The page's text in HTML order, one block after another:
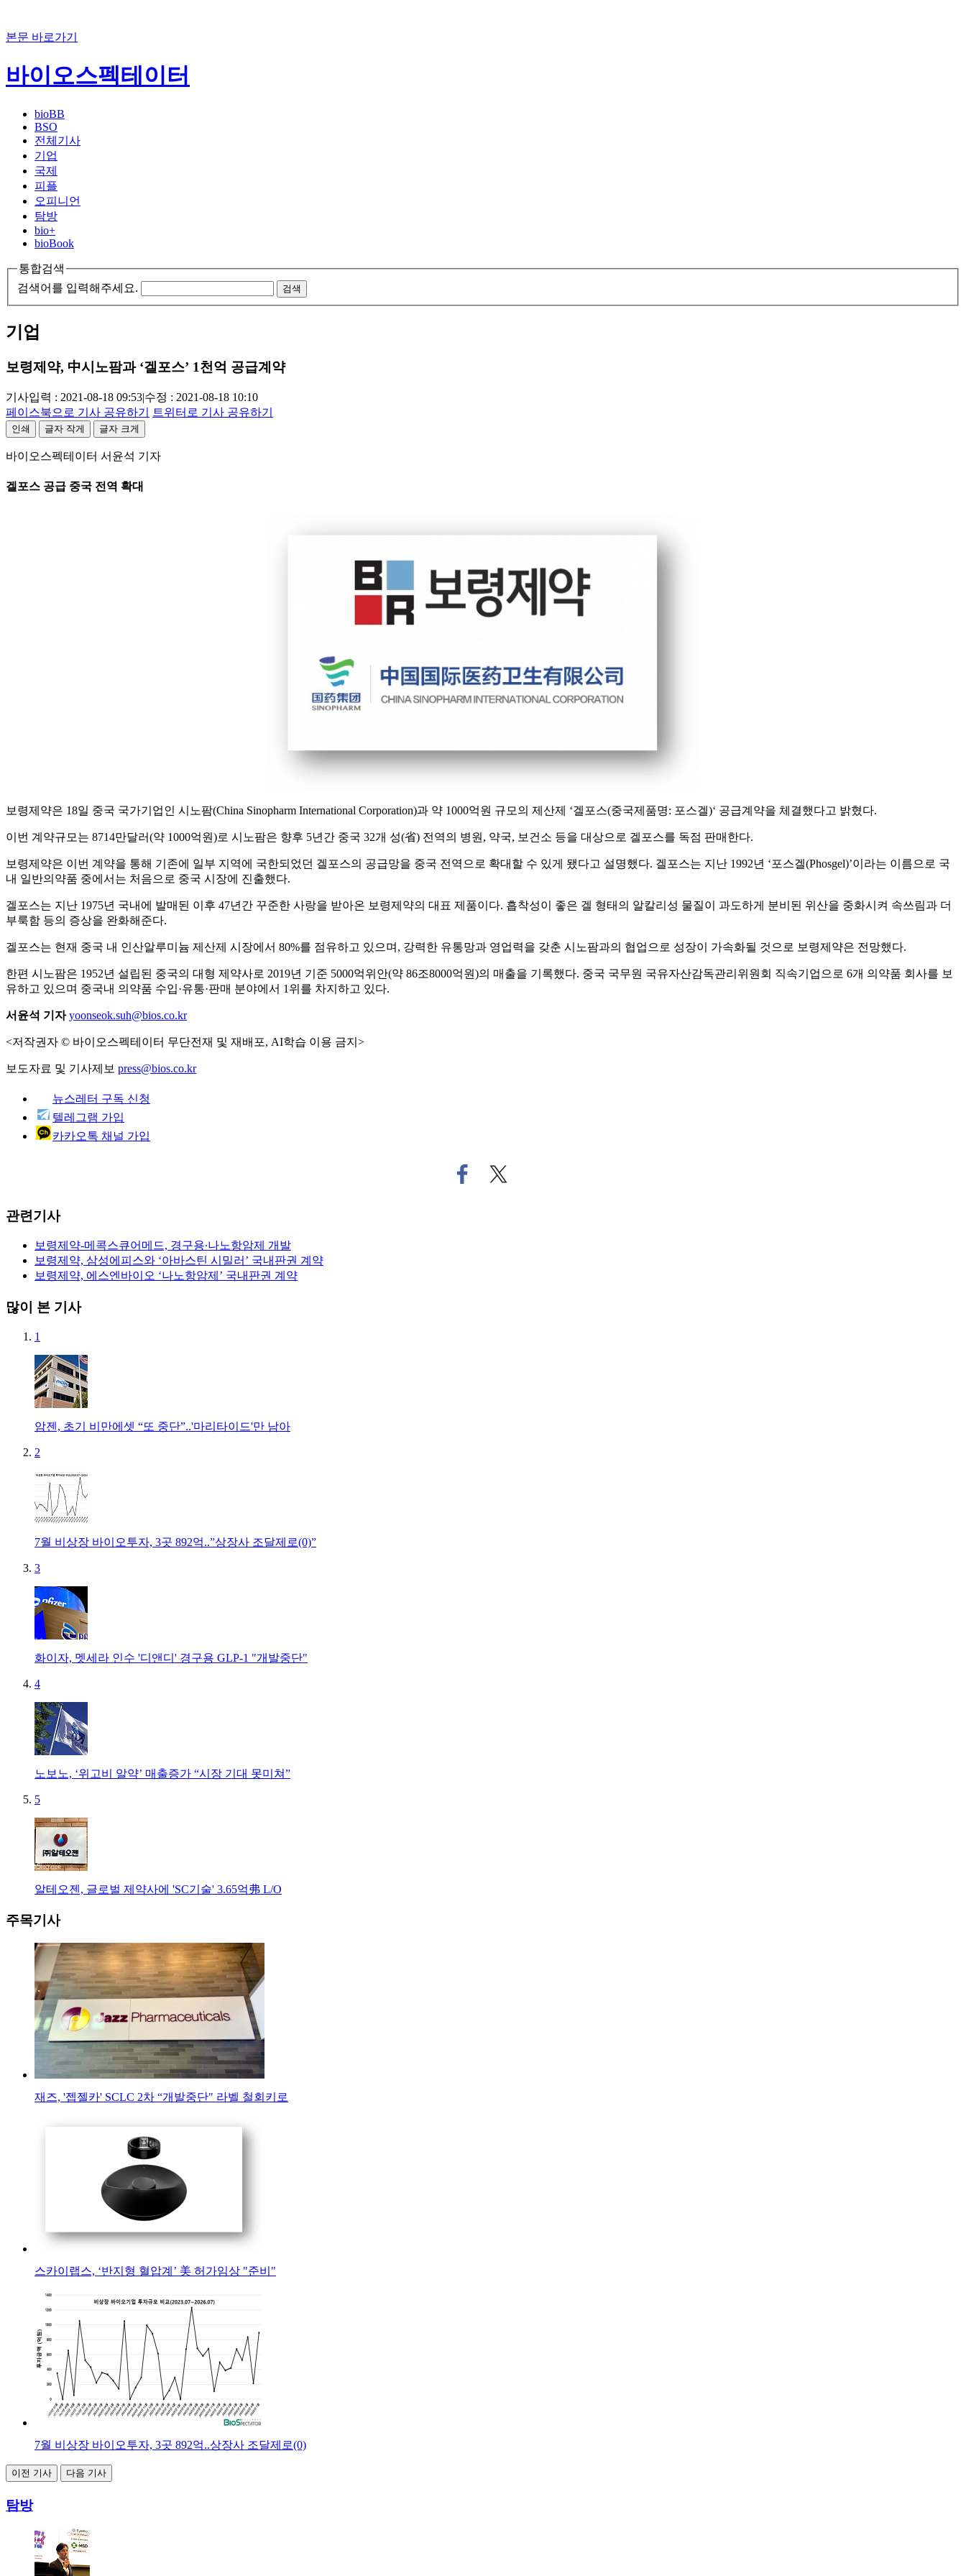
본문 바로가기
바이오스펙테이터
bioBB
BSO
전체기사
기업
국제
피플
오피니언
탐방
bio+
bioBook
통합검색
검색어를 입력해주세요.
검색
기업
보령제약, 中시노팜과 ‘겔포스’ 1천억 공급계약
기사입력 : 2021-08-18 09:53|수정 : 2021-08-18 10:10
페이스북으로 기사 공유하기
트위터로 기사 공유하기
인쇄 글자 작게 글자 크게
바이오스펙테이터 서윤석 기자
겔포스 공급 중국 전역 확대
보령제약은 18일 중국 국가기업인 시노팜(China Sinopharm International Corporation)과 약 1000억원 규모의 제산제 ‘겔포스(중국제품명: 포스겔)‘ 공급계약을 체결했다고 밝혔다.
이번 계약규모는 8714만달러(약 1000억원)로 시노팜은 향후 5년간 중국 32개 성(省) 전역의 병원, 약국, 보건소 등을 대상으로 겔포스를 독점 판매한다.
보령제약은 이번 계약을 통해 기존에 일부 지역에 국한되었던 겔포스의 공급망을 중국 전역으로 확대할 수 있게 됐다고 설명했다. 겔포스는 지난 1992년 ‘포스겔(Phosgel)’이라는 이름으로 국
내 일반의약품 중에서는 처음으로 중국 시장에 진출했다.
겔포스는 지난 1975년 국내에 발매된 이후 47년간 꾸준한 사랑을 받아온 보령제약의 대표 제품이다. 흡착성이 좋은 겔 형태의 알칼리성 물질이 과도하게 분비된 위산을 중화시켜 속쓰림과 더
부룩함 등의 증상을 완화해준다.
겔포스는 현재 중국 내 인산알루미늄 제산제 시장에서 80%를 점유하고 있으며, 강력한 유통망과 영업력을 갖춘 시노팜과의 협업으로 성장이 가속화될 것으로 보령제약은 전망했다.
한편 시노팜은 1952년 설립된 중국의 대형 제약사로 2019년 기준 5000억위안(약 86조8000억원)의 매출을 기록했다. 중국 국무원 국유자산감독관리위원회 직속기업으로 6개 의약품 회사를 보
유하고 있으며 중국내 의약품 수입·유통·판매 분야에서 1위를 차지하고 있다.
서윤석 기자 yoonseok.suh@bios.co.kr
<저작권자 © 바이오스펙테이터 무단전재 및 재배포, AI학습 이용 금지>
보도자료 및 기사제보 press@bios.co.kr
뉴스레터 구독 신청
텔레그램 가입
카카오톡 채널 가입
페
이
트
위
관련기사
보령제약-메콕스큐어메드, 경구용∙나노항암제 개발
보령제약, 삼성에피스와 ‘아바스틴 시밀러’ 국내판권 계약
보령제약, 에스엔바이오 ‘나노항암제’ 국내판권 계약
많이 본 기사
1
암젠, 초기 비만에셋 “또 중단”..'마리타이드'만 남아
2
7월 비상장 바이오투자, 3곳 892억..”상장사 조달제로(0)”
3
화이자, 멧세라 인수 '디앤디' 경구용 GLP-1 "개발중단"
4
노보노, ‘위고비 알약’ 매출증가 “시장 기대 못미쳐”
5
알테오젠, 글로벌 제약사에 'SC기술' 3.65억弗 L/O
주목기사
재즈, '젭젤카' SCLC 2차 “개발중단" 라벨 철회키로
스카이랩스, ‘반지형 혈압계’ 美 허가임상 "준비"
7월 비상장 바이오투자, 3곳 892억..상장사 조달제로(0)
이전 기사 다음 기사
탐방